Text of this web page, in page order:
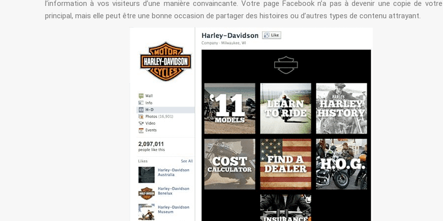
l’information à vos visiteurs d’une manière convaincante. Votre page Facebook n’a pas à devenir une copie de
principal, mais elle peut être une bonne occasion de partager des histoires ou d’autres types de contenu attrayant.